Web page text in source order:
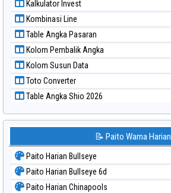
Paito Warna Sydney Lottery 6d
Paito Warna Sydney Lotto
Paito Warna Sydney Pools 6d
Paito Warna Taipei
Paito Warna Taiwan
Kalkulator Invest
Kombinasi Line
Table Angka Pasaran
Kolom Pembalik Angka
Kolom Susun Data
Toto Converter
Table Angka Shio 2026
📝 Paito Warna Harian
Paito Harian Bullseye
Paito Harian Bullseye 6d
Paito Harian Chinapools